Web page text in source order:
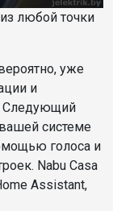
любой точки
уже
и
Следующий
системе
голоса и
Nabu Casa
Assistant,